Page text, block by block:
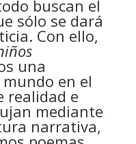
buscan el
sólo se dará
Con ello,
una
en el
realidad e
mediante
narrativa,